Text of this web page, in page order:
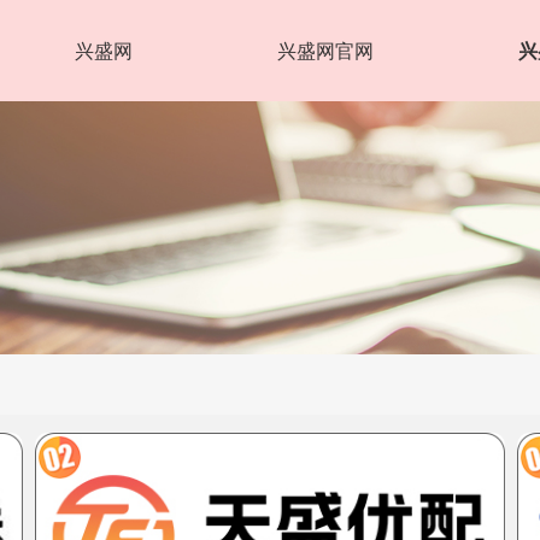
兴盛网 兴盛网官网